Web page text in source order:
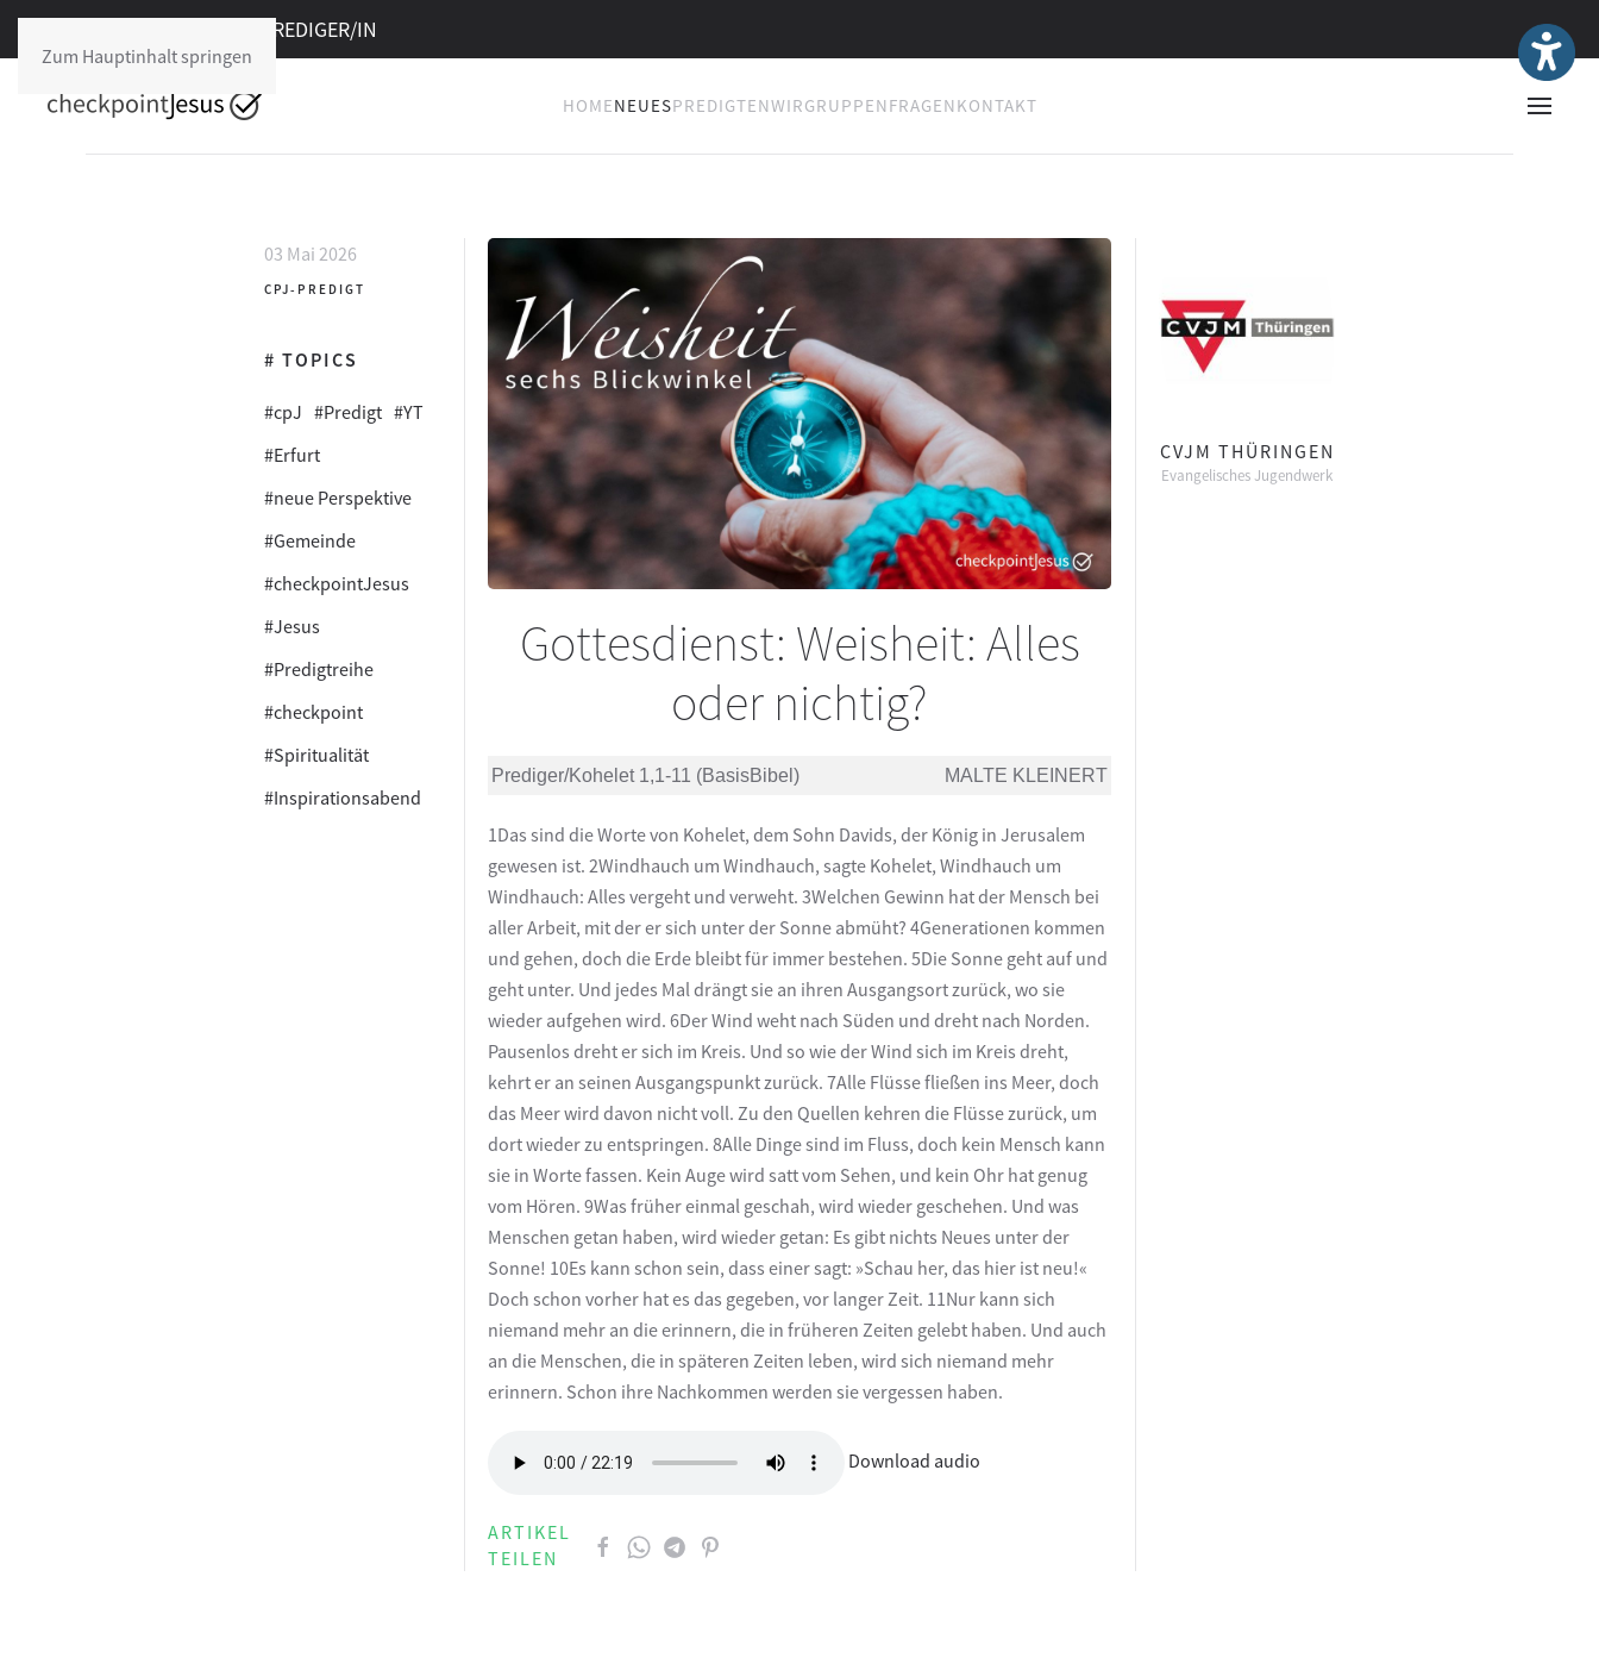
Zum Hauptinhalt springen
PREDIGER/IN
HOMENEUESPREDIGTENWIRGRUPPENFRAGENKONTAKT
03 Mai 2026
CPJ-PREDIGT
# TOPICS
#cpJ #Predigt #YT
#Erfurt
#neue Perspektive
#Gemeinde
#checkpointJesus
#Jesus
#Predigtreihe
#checkpoint
#Spiritualität
#Inspirationsabend
Gottesdienst: Weisheit: Alles
oder nichtig?
Prediger/Kohelet 1,1-11 (BasisBibel) MALTE KLEINERT
1Das sind die Worte von Kohelet, dem Sohn Davids, der König in Jerusalem
gewesen ist. 2Windhauch um Windhauch, sagte Kohelet, Windhauch um
Windhauch: Alles vergeht und verweht. 3Welchen Gewinn hat der Mensch bei
aller Arbeit, mit der er sich unter der Sonne abmüht? 4Generationen kommen
und gehen, doch die Erde bleibt für immer bestehen. 5Die Sonne geht auf und
geht unter. Und jedes Mal drängt sie an ihren Ausgangsort zurück, wo sie
wieder aufgehen wird. 6Der Wind weht nach Süden und dreht nach Norden.
Pausenlos dreht er sich im Kreis. Und so wie der Wind sich im Kreis dreht,
kehrt er an seinen Ausgangspunkt zurück. 7Alle Flüsse fließen ins Meer, doch
das Meer wird davon nicht voll. Zu den Quellen kehren die Flüsse zurück, um
dort wieder zu entspringen. 8Alle Dinge sind im Fluss, doch kein Mensch kann
sie in Worte fassen. Kein Auge wird satt vom Sehen, und kein Ohr hat genug
vom Hören. 9Was früher einmal geschah, wird wieder geschehen. Und was
Menschen getan haben, wird wieder getan: Es gibt nichts Neues unter der
Sonne! 10Es kann schon sein, dass einer sagt: »Schau her, das hier ist neu!«
Doch schon vorher hat es das gegeben, vor langer Zeit. 11Nur kann sich
niemand mehr an die erinnern, die in früheren Zeiten gelebt haben. Und auch
an die Menschen, die in späteren Zeiten leben, wird sich niemand mehr
erinnern. Schon ihre Nachkommen werden sie vergessen haben.
Download audio
ARTIKEL
TEILEN
CVJM THÜRINGEN
Evangelisches Jugendwerk